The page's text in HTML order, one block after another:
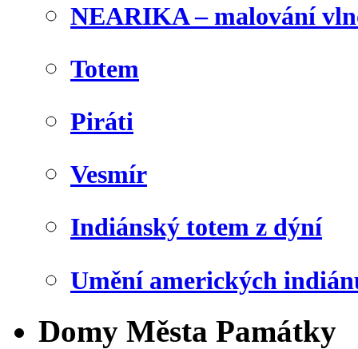
NEARIKA – malování
Totem
Piráti
Vesmír
Indiánský totem z dýní
Umění amerických
Domy Města Památky